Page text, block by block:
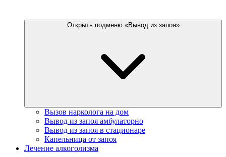
Открыть подменю «Вывод из запоя»
Вызов нарколога на дом
Вывод из запоя амбулаторно
Вывод из запоя в стационаре
Капельница от запоя
Лечение алкоголизма